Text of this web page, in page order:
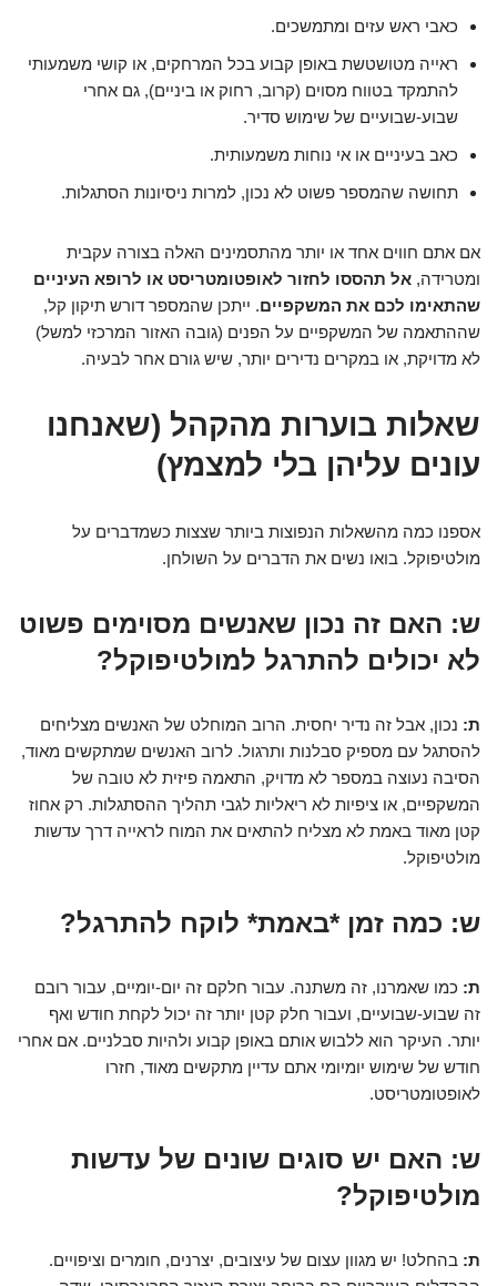
כאבי ראש עזים ומתמשכים.
ראייה מטושטשת באופן קבוע בכל המרחקים, או קושי משמעותי
להתמקד בטווח מסוים (קרוב, רחוק או ביניים), גם אחרי
שבוע-שבועיים של שימוש סדיר.
כאב בעיניים או אי נוחות משמעותית.
תחושה שהמספר פשוט לא נכון, למרות ניסיונות הסתגלות.
אם אתם חווים אחד או יותר מהתסמינים האלה בצורה עקבית
ומטרידה, אל תהססו לחזור לאופטומטריסט או לרופא העיניים
שהתאימו לכם את המשקפיים. ייתכן שהמספר דורש תיקון קל,
שההתאמה של המשקפיים על הפנים (גובה האזור המרכזי למשל)
לא מדויקת, או במקרים נדירים יותר, שיש גורם אחר לבעיה.
שאלות בוערות מהקהל (שאנחנו
עונים עליהן בלי למצמץ)
אספנו כמה מהשאלות הנפוצות ביותר שצצות כשמדברים על
מולטיפוקל. בואו נשים את הדברים על השולחן.
ש: האם זה נכון שאנשים מסוימים פשוט
לא יכולים להתרגל למולטיפוקל?
ת: נכון, אבל זה נדיר יחסית. הרוב המוחלט של האנשים מצליחים
להסתגל עם מספיק סבלנות ותרגול. לרוב האנשים שמתקשים מאוד,
הסיבה נעוצה במספר לא מדויק, התאמה פיזית לא טובה של
המשקפיים, או ציפיות לא ריאליות לגבי תהליך ההסתגלות. רק אחוז
קטן מאוד באמת לא מצליח להתאים את המוח לראייה דרך עדשות
מולטיפוקל.
ש: כמה זמן *באמת* לוקח להתרגל?
ת: כמו שאמרנו, זה משתנה. עבור חלקם זה יום-יומיים, עבור רובם
זה שבוע-שבועיים, ועבור חלק קטן יותר זה יכול לקחת חודש ואף
יותר. העיקר הוא ללבוש אותם באופן קבוע ולהיות סבלניים. אם אחרי
חודש של שימוש יומיומי אתם עדיין מתקשים מאוד, חזרו
לאופטומטריסט.
ש: האם יש סוגים שונים של עדשות
מולטיפוקל?
ת: בהחלט! יש מגוון עצום של עיצובים, יצרנים, חומרים וציפויים.